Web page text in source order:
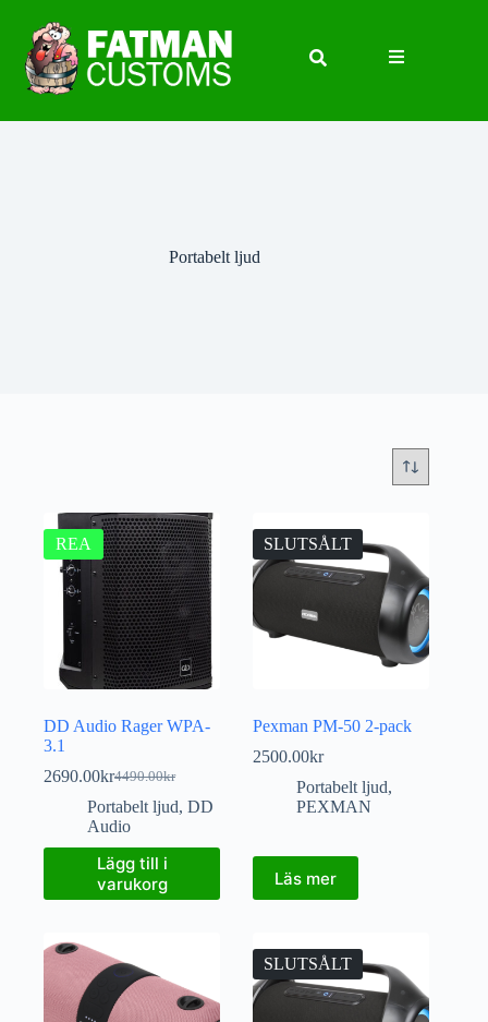
Portabelt ljud
REA
DD Audio Rager WPA-
3.1
4490.00kr
2690.00kr
Portabelt ljud, DD
Audio
Lägg till i
varukorg
SLUTSÅLT
Pexman PM-50 2-pack
2500.00kr
Portabelt ljud,
PEXMAN
Läs mer
SLUTSÅLT